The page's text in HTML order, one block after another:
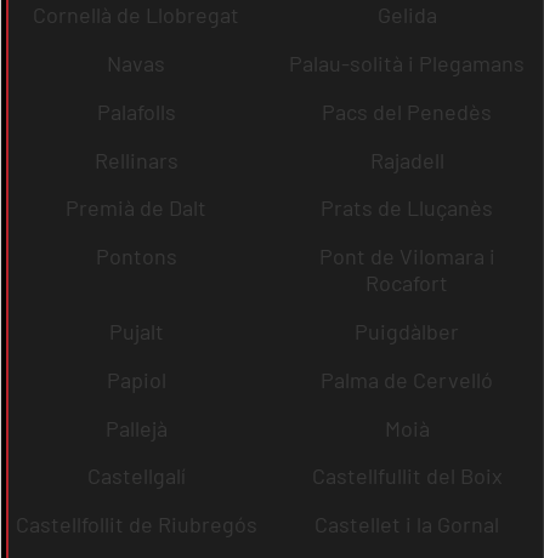
Cornellà de Llobregat
Gelida
Navas
Palau-solità i Plegamans
Palafolls
Pacs del Penedès
Rellinars
Rajadell
Premià de Dalt
Prats de Lluçanès
Pontons
Pont de Vilomara i
Rocafort
Pujalt
Puigdàlber
Papiol
Palma de Cervelló
Pallejà
Moià
Castellgalí
Castellfullit del Boix
Castellfollit de Riubregós
Castellet i la Gornal